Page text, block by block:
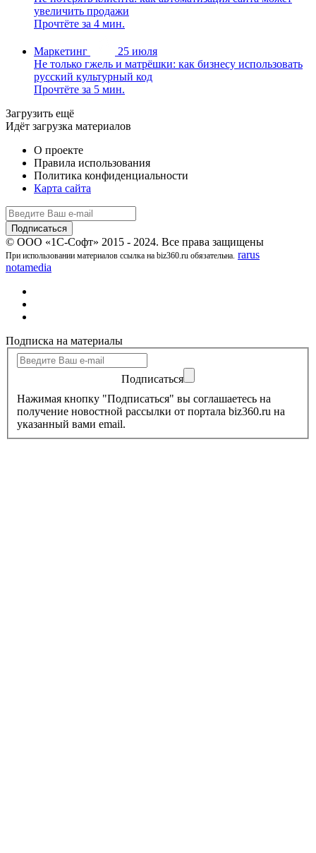
увеличить продажи
Прочтёте за 4 мин.
Маркетинг
25 июля
Не только гжель и матрёшки: как бизнесу использовать
русский культурный код
Прочтёте за 5 мин.
Загрузить ещё
Идёт загрузка материалов
О проекте
Правила использования
Политика конфиденциальности
Карта сайта
© ООО «1С-Софт» 2015 - 2024. Все права защищены
При использовании материалов ссылка на biz360.ru обязательна. rarus
notamedia
Подписка на материалы
Подписаться
Нажимая кнопку "Подписаться" вы соглашаетесь на
получение новостной рассылки от портала biz360.ru на
указанный вами email.